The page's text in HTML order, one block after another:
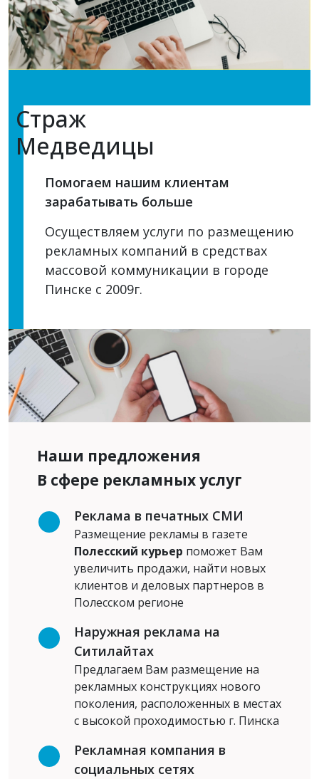
Страж
Медведицы
Помогаем нашим клиентам
зарабатывать больше
Осуществляем услуги по размещению
рекламных компаний в средствах
массовой коммуникации в городе
Пинске с 2009г.
Наши предложения
В сфере рекламных услуг
Реклама в печатных СМИ
Размещение рекламы в газете
Полесский курьер поможет Вам
увеличить продажи, найти новых
клиентов и деловых партнеров в
Полесском регионе
Наружная реклама на
Ситилайтах
Предлагаем Вам размещение на
рекламных конструкциях нового
поколения, расположенных в местах
с высокой проходимостью г. Пинска
Рекламная компания в
социальных сетях